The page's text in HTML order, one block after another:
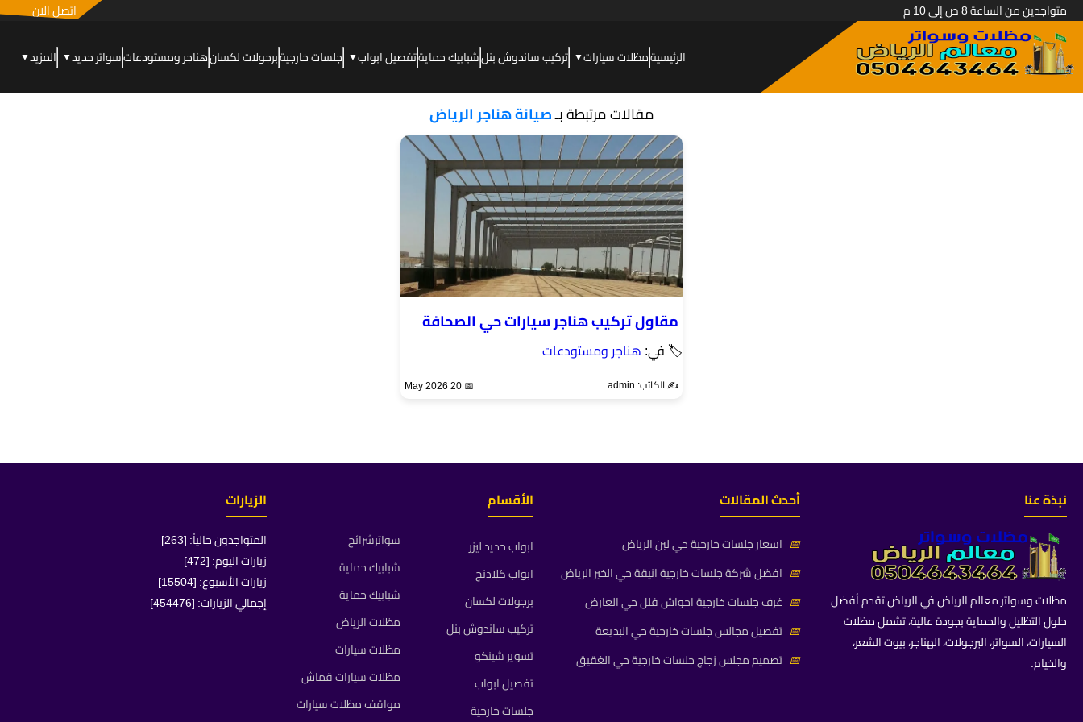
متواجدين من الساعة 8 ص إلى 10 م اتصل الان
الرئيسيةمظلات سيارات▼ تركيب ساندوش بنلشبابيك حمايةتفصيل ابواب▼ جلسات خارجيةبرجولات لكسانهناجر ومستودعاتسواتر حديد▼ المزيد▼
مقالات مرتبطة بـصيانة هناجر الرياض
مقاول تركيب هناجر سيارات حي الصحافة
🏷 في: هناجر ومستودعات
✍️ الكاتب: admin 📅 20 May 2026
نبذة عنا
مظلات وسواتر معالم الرياض في الرياض تقدم أفضل
حلول التظليل والحماية بجودة عالية، تشمل مظلات
السيارات، السواتر، البرجولات، الهناجر، بيوت الشعر،
والخيام.
أحدث المقالات
📅 اسعار جلسات خارجية حي لبن الرياض
📅 افضل شركة جلسات خارجية انيقة حي الخير الرياض
📅 غرف جلسات خارجية احواش فلل حي العارض
📅 تفصيل مجالس جلسات خارجية حي البديعة
📅 تصميم مجلس زجاج جلسات خارجية حي الغقيق
الأقسام
ابواب حديد ليزر
ابواب كلادنج
برجولات لكسان
تركيب ساندوش بنل
تسوير شينكو
تفصيل ابواب
جلسات خارجية
سواترشرائح
شبابيك حماية
شبابيك حماية
مظلات الرياض
مظلات سيارات
مظلات سيارات قماش
مواقف مظلات سيارات
الزيارات
المتواجدون حالياً: [263]
زيارات اليوم: [472]
زيارات الأسبوع: [15504]
إجمالي الزيارات: [454476]